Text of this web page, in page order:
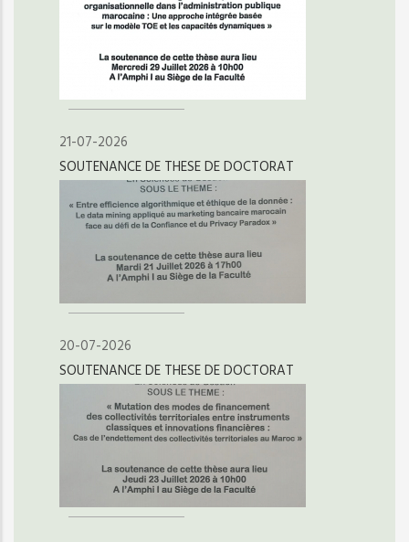
21-07-2026
SOUTENANCE DE THESE DE DOCTORAT
20-07-2026
SOUTENANCE DE THESE DE DOCTORAT